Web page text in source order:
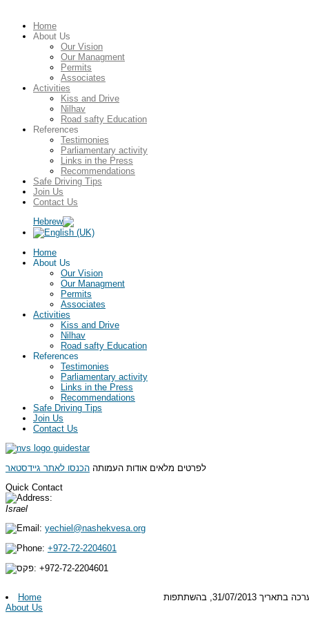
Home
About Us
Our Vision
Our Managment
Permits
Associates
Activities
Kiss and Drive
Nilhav
Road safty Education
References
Testimonies
Parliamentary activity
Links in the Press
Recommendations
Safe Driving Tips
Join Us
Contact Us
Home
About Us
Our Vision
Our Managment
Permits
Associates
Activities
Kiss and Drive
Nilhav
Road safty Education
References
Testimonies
Parliamentary activity
Links in the Press
Recommendations
Safe Driving Tips
Join Us
Contact Us
לפרטים מלאים אודות העמותה הכנסו לאתר גיידסטאר
Quick Contact
Israel
yechiel@nashekvesa.org
+972-72-2204601
+972-72-2204601
Home
About Us
קטעים מתוך פרוטוקול ישיבת ועדת החינוך של הכנסת בנושא בטיחות בדרכים ליד בתי הספר, שנערכה בתאריך 31/07/2013, בהשתתפות